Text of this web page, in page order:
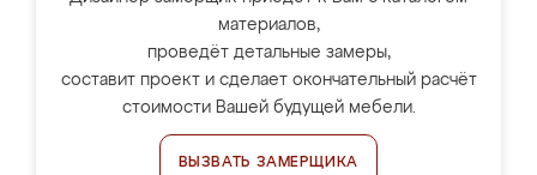
материалов,
проведёт детальные замеры,
составит проект и сделает окончательный расчёт
стоимости Вашей будущей мебели.
ВЫЗВАТЬ ЗАМЕРЩИКА